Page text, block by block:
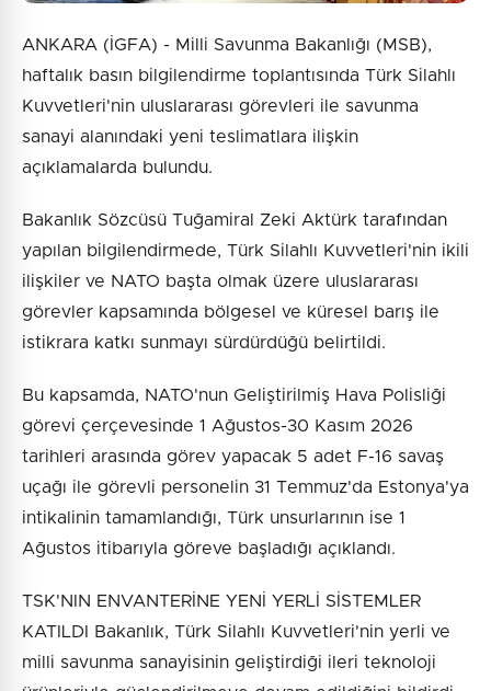
ANKARA (İGFA) - Milli Savunma Bakanlığı (MSB),
haftalık basın bilgilendirme toplantısında Türk Silahlı
Kuvvetleri'nin uluslararası görevleri ile savunma
sanayi alanındaki yeni teslimatlara ilişkin
açıklamalarda bulundu.
Bakanlık Sözcüsü Tuğamiral Zeki Aktürk tarafından
yapılan bilgilendirmede, Türk Silahlı Kuvvetleri'nin ikili
ilişkiler ve NATO başta olmak üzere uluslararası
görevler kapsamında bölgesel ve küresel barış ile
istikrara katkı sunmayı sürdürdüğü belirtildi.
Bu kapsamda, NATO'nun Geliştirilmiş Hava Polisliği
görevi çerçevesinde 1 Ağustos-30 Kasım 2026
tarihleri arasında görev yapacak 5 adet F-16 savaş
uçağı ile görevli personelin 31 Temmuz'da Estonya'ya
intikalinin tamamlandığı, Türk unsurlarının ise 1
Ağustos itibarıyla göreve başladığı açıklandı.
TSK'NIN ENVANTERİNE YENİ YERLİ SİSTEMLER
KATILDI Bakanlık, Türk Silahlı Kuvvetleri'nin yerli ve
milli savunma sanayisinin geliştirdiği ileri teknoloji